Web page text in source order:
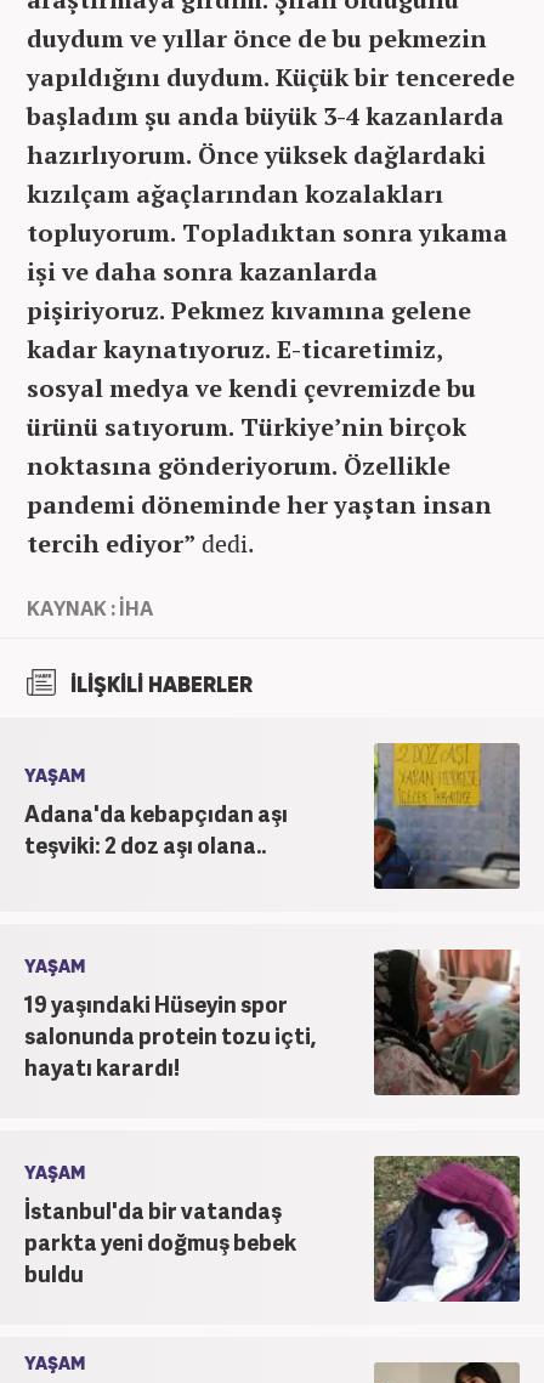
duydum ve yıllar önce de bu pekmezin
yapıldığını duydum. Küçük bir tencerede
başladım şu anda büyük 3-4 kazanlarda
hazırlıyorum. Önce yüksek dağlardaki
kızılçam ağaçlarından kozalakları
topluyorum. Topladıktan sonra yıkama
işi ve daha sonra kazanlarda
pişiriyoruz. Pekmez kıvamına gelene
kadar kaynatıyoruz. E-ticaretimiz,
sosyal medya ve kendi çevremizde bu
ürünü satıyorum. Türkiye’nin birçok
noktasına gönderiyorum. Özellikle
pandemi döneminde her yaştan insan
tercih ediyor” dedi.
KAYNAK : İHA
İLİŞKİLİ HABERLER
YAŞAM
Adana'da kebapçıdan aşı
teşviki: 2 doz aşı olana..
YAŞAM
19 yaşındaki Hüseyin spor
salonunda protein tozu içti,
hayatı karardı!
YAŞAM
İstanbul'da bir vatandaş
parkta yeni doğmuş bebek
buldu
YAŞAM